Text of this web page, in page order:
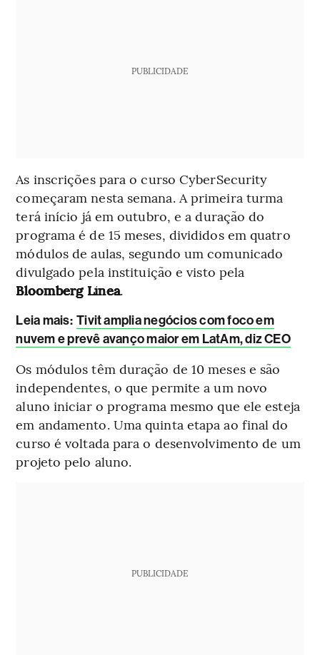
PUBLICIDADE
As inscrições para o curso CyberSecurity
começaram nesta semana. A primeira turma
terá início já em outubro, e a duração do
programa é de 15 meses, divididos em quatro
módulos de aulas, segundo um comunicado
divulgado pela instituição e visto pela
Bloomberg Línea.
Leia mais: Tivit amplia negócios com foco em
nuvem e prevê avanço maior em LatAm, diz CEO
Os módulos têm duração de 10 meses e são
independentes, o que permite a um novo
aluno iniciar o programa mesmo que ele esteja
em andamento. Uma quinta etapa ao final do
curso é voltada para o desenvolvimento de um
projeto pelo aluno.
PUBLICIDADE